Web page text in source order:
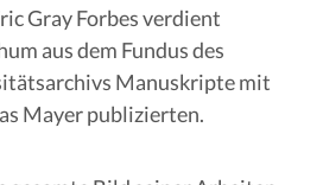
Gray Forbes verdient
aus dem Fundus des
Manuskripte mit
Mayer publizierten.